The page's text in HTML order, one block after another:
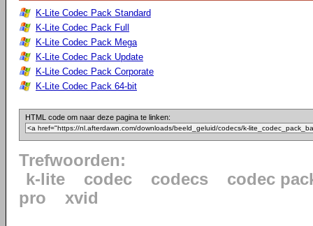
K-Lite Codec Pack Standard
K-Lite Codec Pack Full
K-Lite Codec Pack Mega
K-Lite Codec Pack Update
K-Lite Codec Pack Corporate
K-Lite Codec Pack 64-bit
HTML code om naar deze pagina te linken:
Trefwoorden:
k-lite
codec codecs
codec
pro
xvid